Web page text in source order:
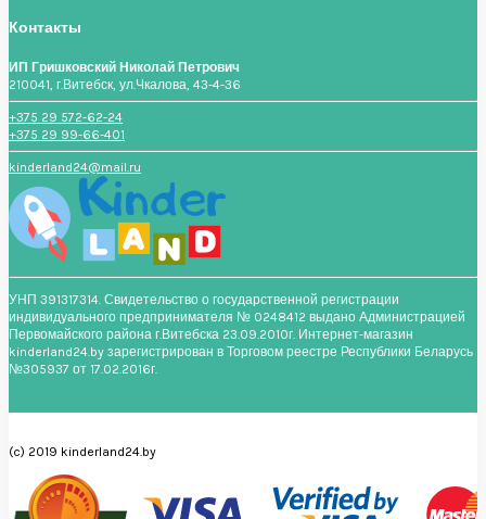
Контакты
ИП Гришковский Николай Петрович
210041, г.Витебск, ул.Чкалова, 43-4-36
+375 29 572-62-24
+375 29 99-66-401
kinderland24@mail.ru
УНП 391317314. Свидетельство о государственной регистрации
индивидуального предпринимателя № 0248412 выдано Администрацией
Первомайского района г.Витебска 23.09.2010г. Интернет-магазин
kinderland24.by зарегистрирован в Торговом реестре Республики Беларусь
№305937 от 17.02.2016г.
(c) 2019 kinderland24.by